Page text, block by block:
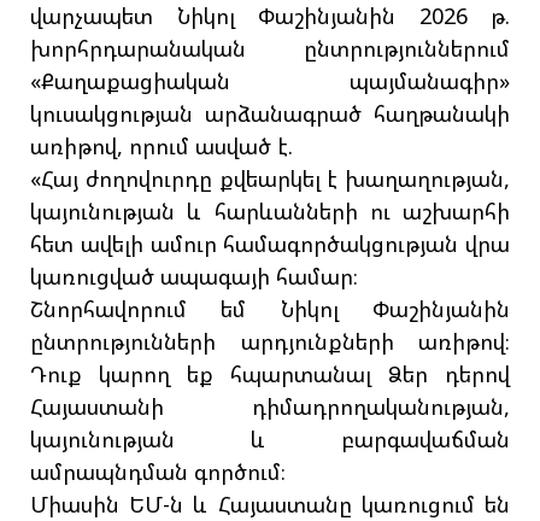
վարչապետ Նիկոլ Փաշինյանին 2026 թ.
խորհրդարանական ընտրություններում
«Քաղաքացիական պայմանագիր»
կուսակցության արձանագրած հաղթանակի
առիթով, որում ասված է.
«Հայ ժողովուրդը քվեարկել է խաղաղության,
կայունության և հարևանների ու աշխարհի
հետ ավելի ամուր համագործակցության վրա
կառուցված ապագայի համար։
Շնորհավորում եմ Նիկոլ Փաշինյանին
ընտրությունների արդյունքների առիթով։
Դուք կարող եք հպարտանալ Ձեր դերով
Հայաստանի դիմադրողականության,
կայունության և բարգավաճման
ամրապնդման գործում։
Միասին ԵՄ-ն և Հայաստանը կառուցում են